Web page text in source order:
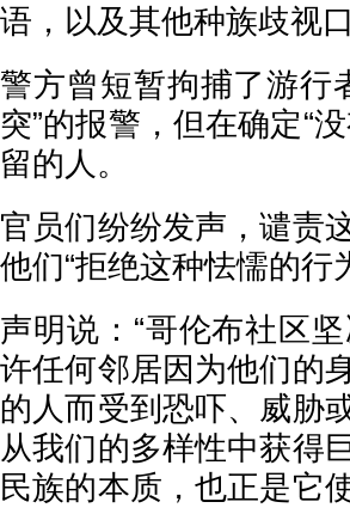
语，以及其他种族歧视口
警方曾短暂拘捕了游行
突”的报警，但在确定“
留的人。
官员们纷纷发声，谴责
他们“拒绝这种怯懦的行
声明说：“哥伦布社区
许任何邻居因为他们的
的人而受到恐吓、威胁
从我们的多样性中获得
民族的本质，也正是它